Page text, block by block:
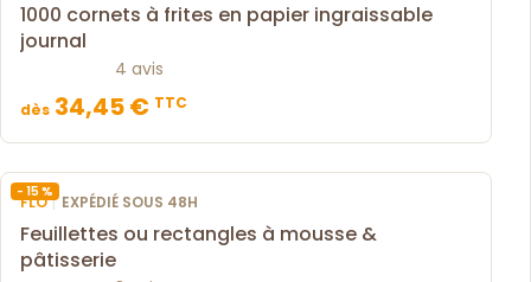
1000 cornets à frites en papier ingraissable
journal
4 avis
dès 34,45 € TTC
- 15 %
FLO| EXPÉDIÉ SOUS 48H
Feuillettes ou rectangles à mousse &
pâtisserie